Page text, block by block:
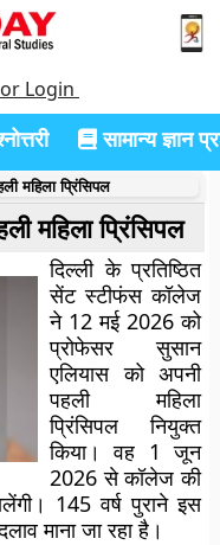
Login
सामान्य ज्ञान
महिला प्रिंसिपल
महिला प्रिंसिपल
दिल्ली के प्रतिष्ठित
सेंट स्टीफंस कॉलेज
ने 12 मई 2026 को
प्रोफेसर सुसान
एलियास को अपनी
पहली महिला
प्रिंसिपल नियुक्त
किया। वह 1 जून
2026 से कॉलेज की
145 वर्ष पुराने इस
माना जा रहा है।